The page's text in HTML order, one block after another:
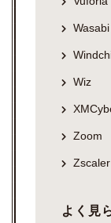
Wiz
Zoom
Zscaler
よく見